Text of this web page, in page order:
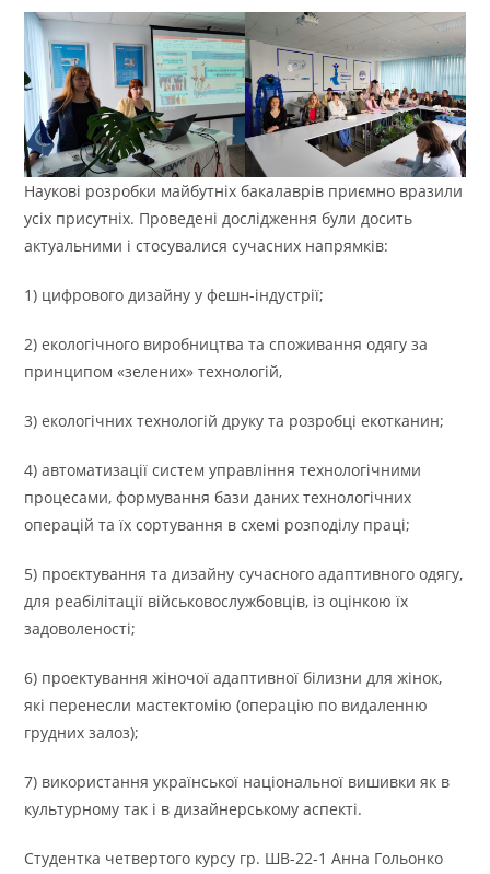
Наукові розробки майбутніх бакалаврів приємно вразили
усіх присутніх. Проведені дослідження були досить
актуальними і стосувалися сучасних напрямків:
1) цифрового дизайну у фешн-індустрії;
2) екологічного виробництва та споживання одягу за
принципом «зелених» технологій,
3) екологічних технологій друку та розробці екотканин;
4) автоматизації систем управління технологічними
процесами, формування бази даних технологічних
операцій та їх сортування в схемі розподілу праці;
5) проєктування та дизайну сучасного адаптивного одягу,
для реабілітації військовослужбовців, із оцінкою їх
задоволеності;
6) проектування жіночої адаптивної білизни для жінок,
які перенесли мастектомію (операцію по видаленню
грудних залоз);
7) використання української національної вишивки як в
культурному так і в дизайнерському аспекті.
Студентка четвертого курсу гр. ШВ-22-1 Анна Гольонко